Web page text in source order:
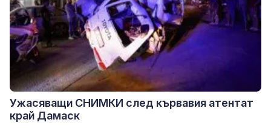
Ужасяващи СНИМКИ след кървавия атентат
край Дамаск